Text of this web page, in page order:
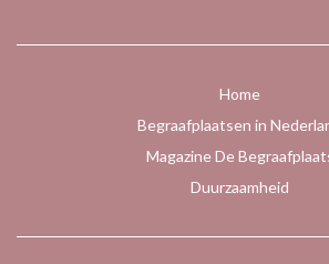
Home
Begraafplaatsen in
Magazine De
Duurzaamheid